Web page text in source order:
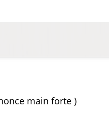
main forte )